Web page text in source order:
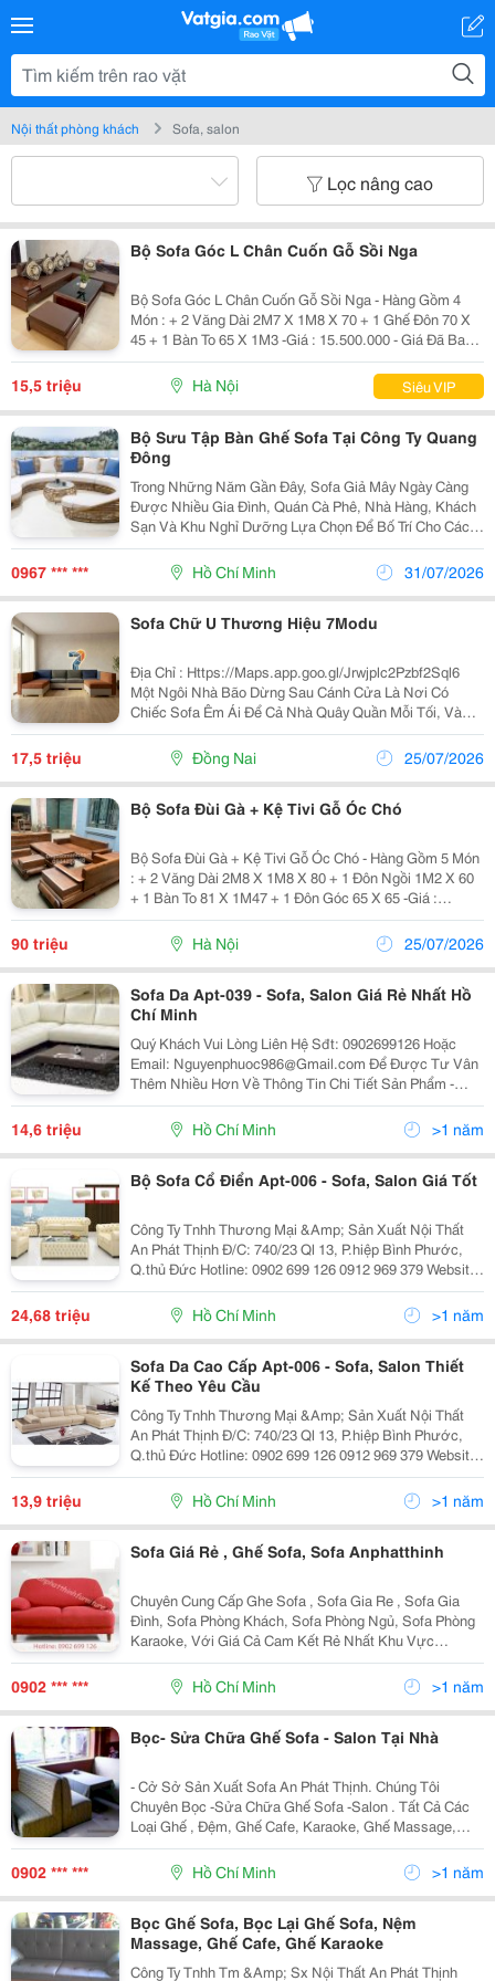
Nội thất phòng khách Sofa, salon
Lọc nâng cao
Bộ Sofa Góc L Chân Cuốn Gỗ Sồi Nga
Bộ Sofa Góc L Chân Cuốn Gỗ Sồi Nga - Hàng Gồm 4
Món : + 2 Văng Dài 2M7 X 1M8 X 70 + 1 Ghế Đôn 70 X
45 + 1 Bàn To 65 X 1M3 -Giá : 15.500.000 - Giá Đã Bao
Gồm Đệm Kính . - Miễn Phi Giao Hàng 66Km - ≫≫≫ Chú
Ý : Ưu Đãi Đặc Biệt Khi Quý Khách M
15,5 triệu Hà Nội Siêu VIP
Bộ Sưu Tập Bàn Ghế Sofa Tại Công Ty Quang
Đông
Trong Những Năm Gần Đây, Sofa Giả Mây Ngày Càng
Được Nhiều Gia Đình, Quán Cà Phê, Nhà Hàng, Khách
Sạn Và Khu Nghỉ Dưỡng Lựa Chọn Để Bố Trí Cho Các
Không Gian Ngoài Trời Như Sân Vườn, Ban Công, Sân
Thượng Hay Khu Vực Hồ Bơi. Với Thiết Kế Hiện Đại,...
0967 *** *** Hồ Chí Minh 31/07/2026
Sofa Chữ U Thương Hiệu 7Modu
Địa Chỉ : Https://Maps.app.goo.gl/Jrwjplc2Pzbf2Sql6
Một Ngôi Nhà Bão Dừng Sau Cánh Cửa Là Nơi Có
Chiếc Sofa Êm Ái Để Cả Nhà Quây Quần Mỗi Tối, Và
Một Chiếc Nệm Thật Êm Để Ngả Lưng Sau Ngày Dài
Mệt Mỏi. Hiểu Được Điều Đó, Nội Thất Chú 7 Tự Hào
Mang...
17,5 triệu Đồng Nai 25/07/2026
Bộ Sofa Đùi Gà + Kệ Tivi Gỗ Óc Chó
Bộ Sofa Đùi Gà + Kệ Tivi Gỗ Óc Chó - Hàng Gồm 5 Món
: + 2 Văng Dài 2M8 X 1M8 X 80 + 1 Đôn Ngồi 1M2 X 60
+ 1 Bàn To 81 X 1M47 + 1 Đôn Góc 65 X 65 -Giá :
90.000.000 - Giá Đã Bao Gồm Đệm Kính . + Kệ Tivi Gỗ
Óc Chó : Kích Thước 2M2 X 40 X 69 -- Giá 23Tr
90 triệu Hà Nội 25/07/2026
Sofa Da Apt-039 - Sofa, Salon Giá Rẻ Nhất Hồ
Chí Minh
Quý Khách Vui Lòng Liên Hệ Sđt: 0902699126 Hoặc
Email: Nguyenphuoc986@Gmail.com Để Được Tư Vân
Thêm Nhiều Hơn Về Thông Tin Chi Tiết Sản Phẩm -
Khung Sườn Được Làm Từ Gỗ Dầu, Được Xử Lý Hóa
Chất, Ngăn Ngừa Được Các Loại Mối Mọt Và Các Loại
Nấm M
14,6 triệu Hồ Chí Minh >1 năm
Bộ Sofa Cổ Điển Apt-006 - Sofa, Salon Giá Tốt
Công Ty Tnhh Thương Mại &Amp; Sản Xuất Nội Thất
An Phát Thịnh Đ/C: 740/23 Ql 13, P.hiệp Bình Phước,
Q.thủ Đức Hotline: 0902 699 126 0912 969 379 Website:
Http://Anphatthinhfurniture.com Được Làm Từ Những
Chất Liêu Cao Cấp Nhưng: Vải, D
24,68 triệu Hồ Chí Minh >1 năm
Sofa Da Cao Cấp Apt-006 - Sofa, Salon Thiết
Kế Theo Yêu Cầu
Công Ty Tnhh Thương Mại &Amp; Sản Xuất Nội Thất
An Phát Thịnh Đ/C: 740/23 Ql 13, P.hiệp Bình Phước,
Q.thủ Đức Hotline: 0902 699 126 0912 969 379 Website:
Http://Anphatthinhfurniture.com Sofa Da Cao C Ấ P Apt-
006 Đ Ượ C S Ả N Xu Ấ T The
13,9 triệu Hồ Chí Minh >1 năm
Sofa Giá Rẻ , Ghế Sofa, Sofa Anphatthinh
Chuyên Cung Cấp Ghe Sofa , Sofa Gia Re , Sofa Gia
Đình, Sofa Phòng Khách, Sofa Phòng Ngủ, Sofa Phòng
Karaoke, Với Giá Cả Cam Kết Rẻ Nhất Khu Vực
Tp.hcm, Bình Dương Và Các Tỉnh Lân Cận, Với Nhiều
Mẫu Mã Đẹp, Sang Trọng, Màu Sắc, Chất Liệu Phong
Phú Đa
0902 *** *** Hồ Chí Minh >1 năm
Bọc- Sửa Chữa Ghế Sofa - Salon Tại Nhà
- Cở Sở Sản Xuất Sofa An Phát Thịnh. Chúng Tôi
Chuyên Bọc -Sửa Chữa Ghế Sofa -Salon . Tất Cả Các
Loại Ghế , Đệm, Ghế Cafe, Karaoke, Ghế Massage,
Giường Sofa ... Tại Nhà Theo Yêu Cầu Của Khách Hàng
Khu Vục Tp Hcm, Bình Dương, Đồng Nai, Long An .Với
0902 *** *** Hồ Chí Minh >1 năm
Bọc Ghế Sofa, Bọc Lại Ghế Sofa, Nệm
Massage, Ghế Cafe, Ghế Karaoke
Công Ty Tnhh Tm &Amp; Sx Nội Thất An Phát Thịnh